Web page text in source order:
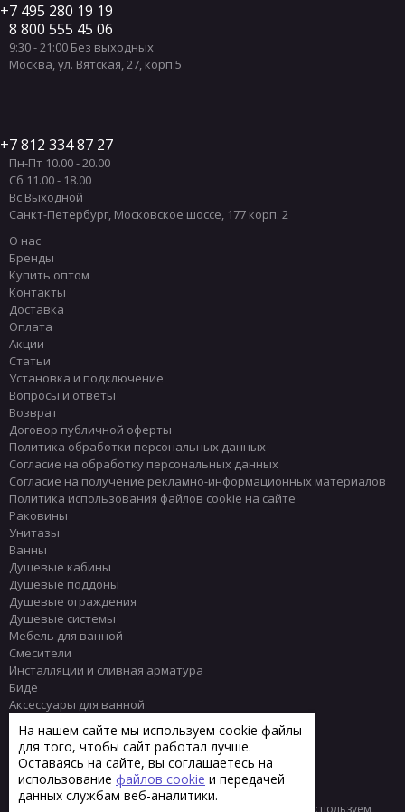
7 495 280 19 19
8 800 555 45 06
9:30 - 21:00 Без выходных
Москва,ул. Вятская, 27, корп.5
7 812 334 87 27
Пн-Пт 10.00 - 20.00
Сб 11.00 - 18.00
Вс Выходной
Санкт-Петербург, Московское шоссе, 177 корп. 2
О нас
Бренды
Купить оптом
Контакты
Доставка
Оплата
Акции
Статьи
Установка и подключение
Вопросы и ответы
Возврат
Договор публичной оферты
Политика обработки персональных данных
Согласие на обработку персональных данных
Согласие на получение рекламно-информационных материалов
Политика использования файлов cookie на сайте
Раковины
Унитазы
Ванны
Душевые кабины
Душевые поддоны
Душевые ограждения
Душевые системы
Мебель для ванной
Смесители
Инсталляции и сливная арматура
Биде
Аксессуары для ванной
Полотенцесушители
Комплектующие
Плитка
На нашем сайте мы используем cookie файлы
для того, чтобы сайт работал лучше.
Оставаясь на сайте, вы соглашаетесь на
использование файлов cookie и передачей
данных службам веб-аналитики.